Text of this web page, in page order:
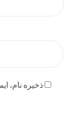
ذخیره نام،